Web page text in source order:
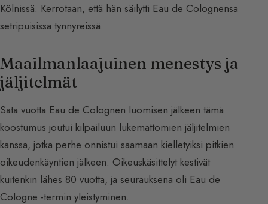
Kölnissä. Kerrotaan, että hän säilytti Eau de Colognensa
setripuisissa tynnyreissä.
Maailmanlaajuinen menestys ja
jäljitelmät
Sata vuotta Eau de Colognen luomisen jälkeen tämä
koostumus joutui kilpailuun lukemattomien jäljitelmien
kanssa, jotka perhe onnistui saamaan kielletyiksi pitkien
oikeudenkäyntien jälkeen. Oikeuskäsittelyt kestivät
kuitenkin lähes 80 vuotta, ja seurauksena oli Eau de
Cologne -termin yleistyminen.